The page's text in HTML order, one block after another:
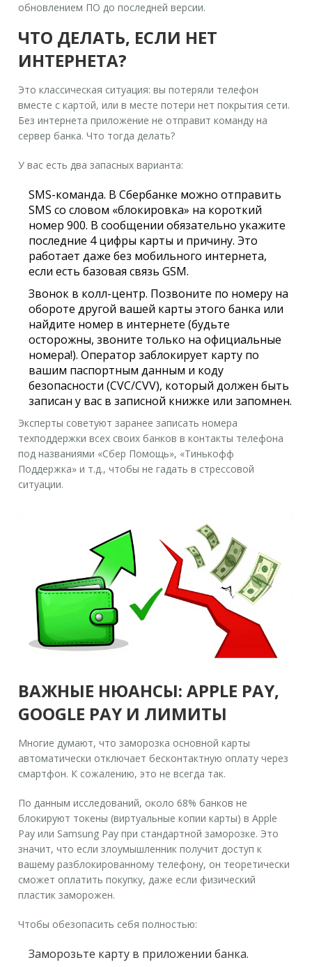
обновлением ПО до последней версии.
ЧТО ДЕЛАТЬ, ЕСЛИ НЕТ
ИНТЕРНЕТА?
Это классическая ситуация: вы потеряли телефон
вместе с картой, или в месте потери нет покрытия сети.
Без интернета приложение не отправит команду на
сервер банка. Что тогда делать?
У вас есть два запасных варианта:
SMS-команда. В Сбербанке можно отправить
SMS со словом «блокировка» на короткий
номер 900. В сообщении обязательно укажите
последние 4 цифры карты и причину. Это
работает даже без мобильного интернета,
если есть базовая связь GSM.
Звонок в колл-центр. Позвоните по номеру на
обороте другой вашей карты этого банка или
найдите номер в интернете (будьте
осторожны, звоните только на официальные
номера!). Оператор заблокирует карту по
вашим паспортным данным и коду
безопасности (CVC/CVV), который должен быть
записан у вас в записной книжке или запомнен.
Эксперты советуют заранее записать номера
техподдержки всех своих банков в контакты телефона
под названиями «Сбер Помощь», «Тинькофф
Поддержка» и т.д., чтобы не гадать в стрессовой
ситуации.
ВАЖНЫЕ НЮАНСЫ: APPLE PAY,
GOOGLE PAY И ЛИМИТЫ
Многие думают, что заморозка основной карты
автоматически отключает бесконтактную оплату через
смартфон. К сожалению, это не всегда так.
По данным исследований, около 68% банков не
блокируют токены (виртуальные копии карты) в Apple
Pay или Samsung Pay при стандартной заморозке. Это
значит, что если злоумышленник получит доступ к
вашему разблокированному телефону, он теоретически
сможет оплатить покупку, даже если физический
пластик заморожен.
Чтобы обезопасить себя полностью:
Заморозьте карту в приложении банка.